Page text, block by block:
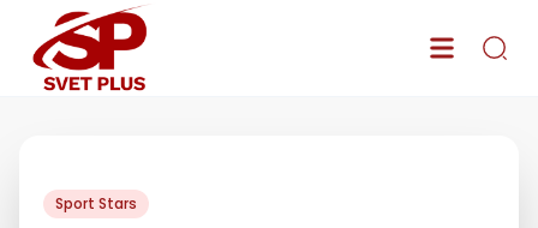
Sport Stars